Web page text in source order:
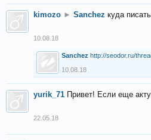
kimozo ► Sanchez куда
10.08.18
Sanchez http://seodor.ru/
10.08.18
yurik_71 Привет! Если еще
22.05.18